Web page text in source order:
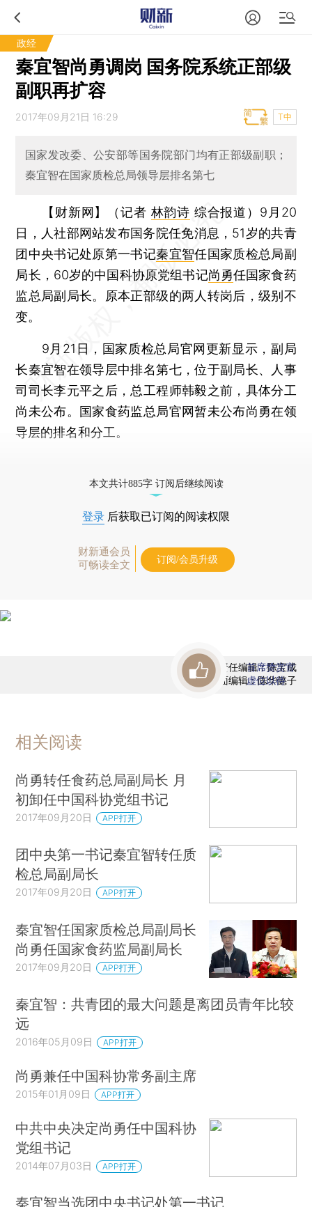
政经
秦宜智尚勇调岗 国务院系统正部级
副职再扩容
2017年09月21日 16:29 T中
国家发改委、公安部等国务院部门均有正部级副职；
秦宜智在国家质检总局领导层排名第七
【财新网】（记者 林韵诗 综合报道） 9月20
日，人社部网站发布国务院任免消息，51岁的共青
团中央书记处原第一书记秦宜智任国家质检总局副
局长，60岁的中国科协原党组书记尚勇任国家食药
监总局副局长。原本正部级的两人转岗后，级别不
变。
9月21日，国家质检总局官网更新显示，副局
长秦宜智在领导层中排名第七，位于副局长、人事
司司长李元平之后，总工程师韩毅之前，具体分工
尚未公布。国家食药监总局官网暂未公布尚勇在领
导层的排名和分工。
本文共计885字 订阅后继续阅读
登录 后获取已订阅的阅读权限
财新通会员
可畅读全文
订阅/会员升级
责任编辑：陈宝成
版面编辑：陈华懿子
首席赞赏官
虚位以待
相关阅读
尚勇转任食药总局副局长 月
初卸任中国科协党组书记
2017年09月20日 APP打开
团中央第一书记秦宜智转任质
检总局副局长
2017年09月20日 APP打开
秦宜智任国家质检总局副局长
尚勇任国家食药监局副局长
2017年09月20日 APP打开
秦宜智：共青团的最大问题是离团员青年比较
远
2016年05月09日 APP打开
尚勇兼任中国科协常务副主席
2015年01月09日 APP打开
中共中央决定尚勇任中国科协
党组书记
2014年07月03日 APP打开
秦宜智当选团中央书记处第一书记